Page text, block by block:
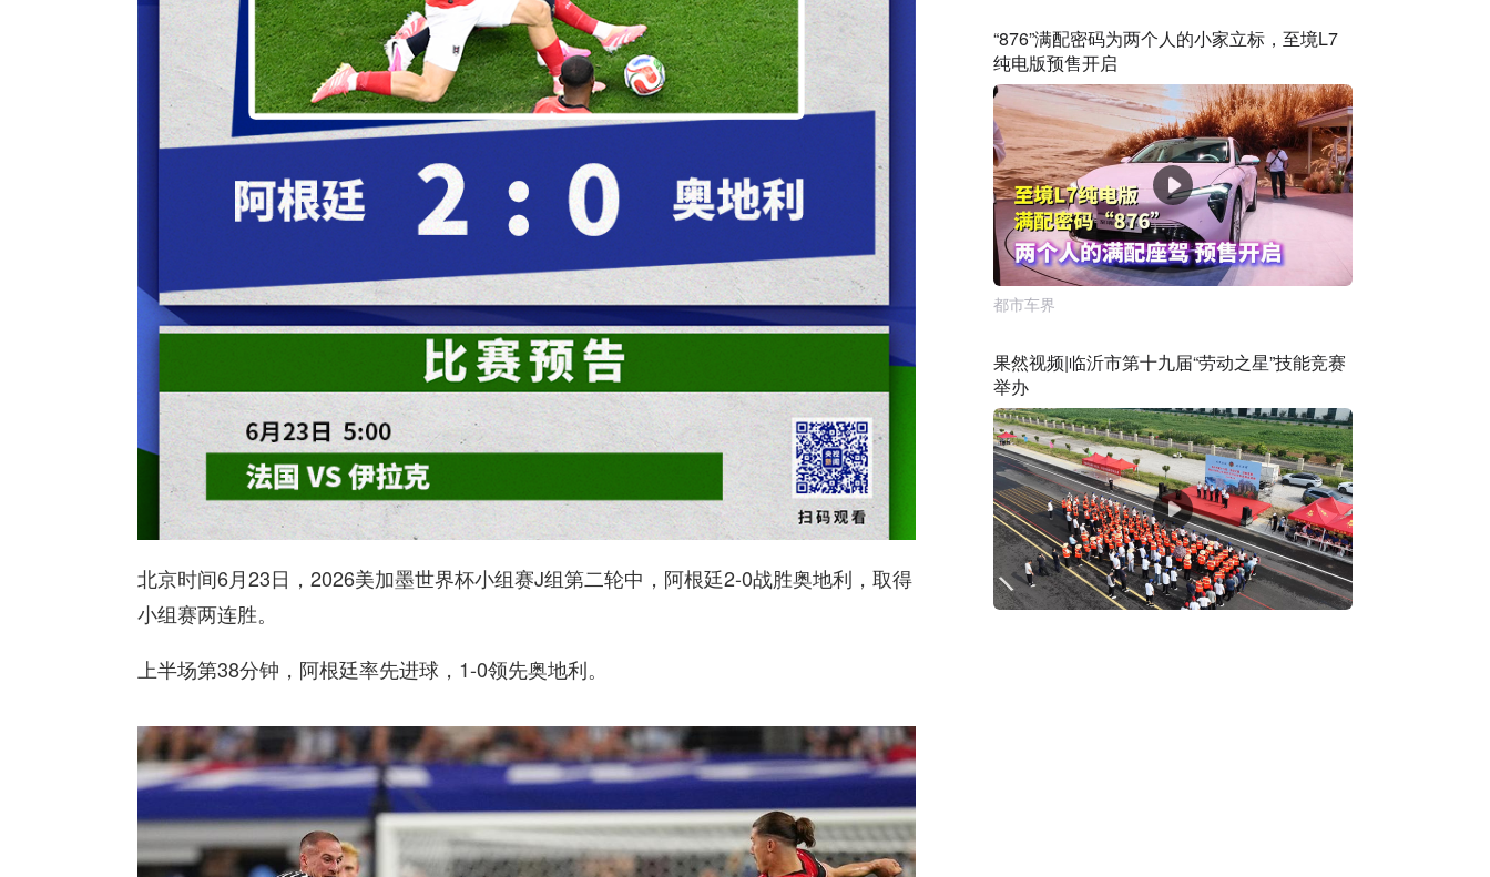
北京时间6月23日，2026美加墨世界杯小组赛J组第二轮中，阿根廷2-0战胜奥地利，取得
小组赛两连胜。
上半场第38分钟，阿根廷率先进球，1-0领先奥地利。
“876”满配密码为两个人的小家立标，至境L7
纯电版预售开启
都市车界
果然视频|临沂市第十九届“劳动之星”技能竞赛
举办